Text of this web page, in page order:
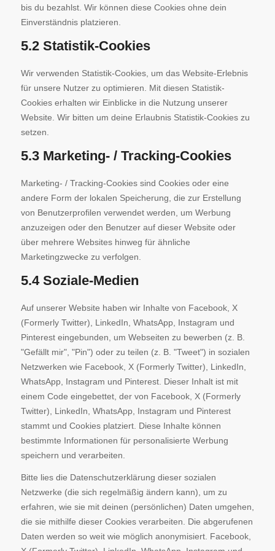
bis du bezahlst. Wir können diese Cookies ohne dein
Einverständnis platzieren.
5.2 Statistik-Cookies
Wir verwenden Statistik-Cookies, um das Website-Erlebnis
für unsere Nutzer zu optimieren. Mit diesen Statistik-
Cookies erhalten wir Einblicke in die Nutzung unserer
Website. Wir bitten um deine Erlaubnis Statistik-Cookies zu
setzen.
5.3 Marketing- / Tracking-Cookies
Marketing- / Tracking-Cookies sind Cookies oder eine
andere Form der lokalen Speicherung, die zur Erstellung
von Benutzerprofilen verwendet werden, um Werbung
anzuzeigen oder den Benutzer auf dieser Website oder
über mehrere Websites hinweg für ähnliche
Marketingzwecke zu verfolgen.
5.4 Soziale-Medien
Auf unserer Website haben wir Inhalte von Facebook, X
(Formerly Twitter), LinkedIn, WhatsApp, Instagram und
Pinterest eingebunden, um Webseiten zu bewerben (z. B.
"Gefällt mir", "Pin") oder zu teilen (z. B. "Tweet") in sozialen
Netzwerken wie Facebook, X (Formerly Twitter), LinkedIn,
WhatsApp, Instagram und Pinterest. Dieser Inhalt ist mit
einem Code eingebettet, der von Facebook, X (Formerly
Twitter), LinkedIn, WhatsApp, Instagram und Pinterest
stammt und Cookies platziert. Diese Inhalte können
bestimmte Informationen für personalisierte Werbung
speichern und verarbeiten.
Bitte lies die Datenschutzerklärung dieser sozialen
Netzwerke (die sich regelmäßig ändern kann), um zu
erfahren, wie sie mit deinen (persönlichen) Daten umgehen,
die sie mithilfe dieser Cookies verarbeiten. Die abgerufenen
Daten werden so weit wie möglich anonymisiert. Facebook,